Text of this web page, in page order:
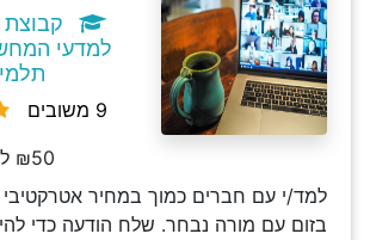
קבוצת
9 משובים
₪50 לשעה
למד/י עם חברים כמוך במחיר
בזום עם מורה נבחר. שלח הודעה כדי